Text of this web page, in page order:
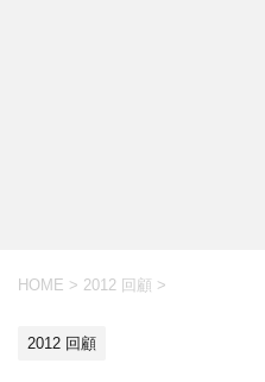
HOME > 2012 回顧 >
2012 回顧